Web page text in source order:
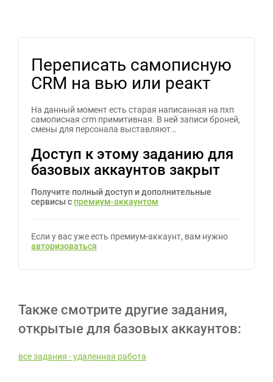
Переписать самописную
CRM на вью или реакт
На данный момент есть старая написанная на пхп
самописная crm примитивная. В ней записи броней,
смены для персонала выставляют…
Доступ к этому заданию для
базовых аккаунтов закрыт
Получите полный доступ и дополнительные
сервисы с премиум-аккаунтом
Если у вас уже есть премиум-аккаунт, вам нужно
авторизоваться
Также смотрите другие задания,
открытые для базовых аккаунтов:
все задания - удаленная работа